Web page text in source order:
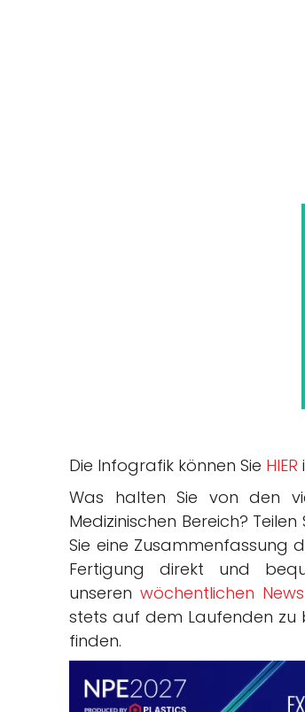
Die Infografik können Sie HIER
Was halten Sie von den
Medizinischen Bereich? Teilen
Sie eine Zusammenfassung
Fertigung direkt und
unseren wöchentlichen
stets auf dem Laufenden zu
finden.